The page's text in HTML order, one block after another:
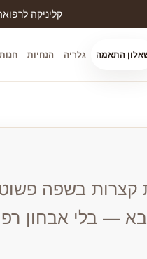
קליניקה
התאמה גלריה הנחיות חנות
בשפה
— בלי אבחון